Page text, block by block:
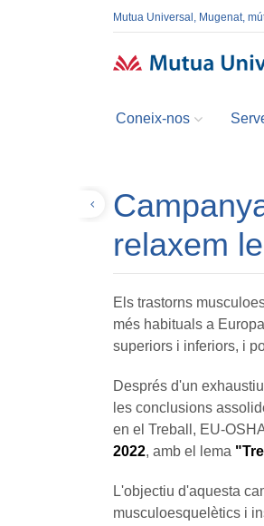
Mutua Universal, Mugenat,
Coneix-nos
relaxem
Els trastorns
més habituals a
superiors i inferiors, i
Després d'un
les conclusions
en el Treball, EU-
2022, amb el lema
L'objectiu d'aquesta
musculoesquelètics i